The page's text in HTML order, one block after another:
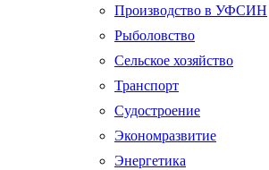
Производство в УФСИН
Рыболовство
Сельское хозяйство
Транспорт
Судостроение
Экономразвитие
Энергетика